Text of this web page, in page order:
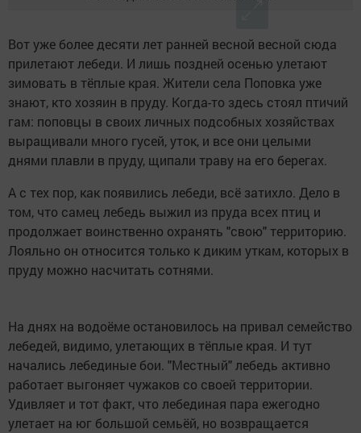
Вот уже более десяти лет ранней весной весной сюда
прилетают лебеди. И лишь поздней осенью улетают
зимовать в тёплые края. Жители села Поповка уже
знают, кто хозяин в пруду. Когда-то здесь стоял птичий
гам: поповцы в своих личных подсобных хозяйствах
выращивали много гусей, уток, и все они целыми
днями плавли в пруду, щипали траву на его берегах.
А с тех пор, как появились лебеди, всё затихло. Дело в
том, что самец лебедь выжил из пруда всех птиц и
продолжает воинственно охранять "свою" территорию.
Лояльно он относится только к диким уткам, которых в
пруду можно насчитать сотнями.
На днях на водоёме остановилось на привал семейство
лебедей, видимо, улетающих в тёплые края. И тут
начались лебединые бои. "Местный" лебедь активно
работает выгоняет чужаков со своей территории.
Удивляет и тот факт, что лебединая пара ежегодно
улетает на юг большой семьёй, но возвращается